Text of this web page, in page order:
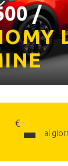
/
€ - al